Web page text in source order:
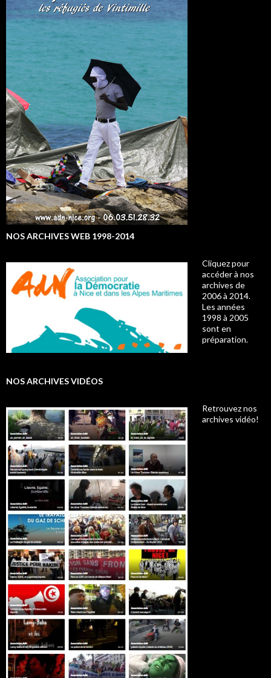
NOS ARCHIVES WEB 1998-2014
Cliquez pour
accéder à nos
archives de
2006 à 2014.
Les années
1998 à 2005
sont en
préparation.
NOS ARCHIVES VIDÉOS
Retrouvez nos
archives vidéo!